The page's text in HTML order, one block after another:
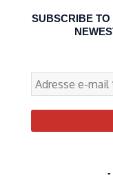
SUBSCRIBE TO
-